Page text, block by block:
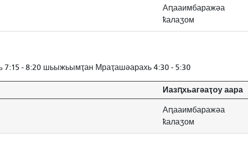
Аԥааимбаражәа
ҟалаӡом
- 8:20 шьыжьымҭан Мраҭашәарахь 4:30 - 5:30
Иазԥхьагәаҭоу аара
Аԥааимбаражәа
ҟалаӡом